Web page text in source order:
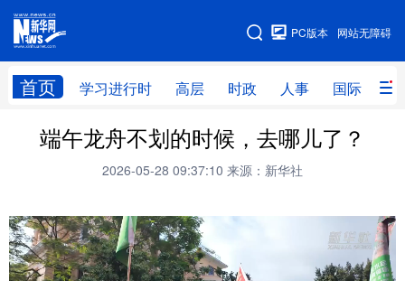
网站无障碍
PC版本
首页 学习进行时 高层 时政 人事 国际 财
网站地图
学习进行时 高层 时政 人事
财经 网评
台湾 思客智库 全球连线 教育
科技 科创 体育
端午龙舟不划的时候，去哪儿了？
2026-05-28 09:37:10 来源：新华社